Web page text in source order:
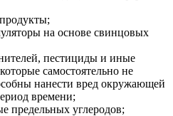
на основе свинцовых
пестициды и иные
самостоятельно не
нанести вред окружающей
времени;
предельных углеродов;